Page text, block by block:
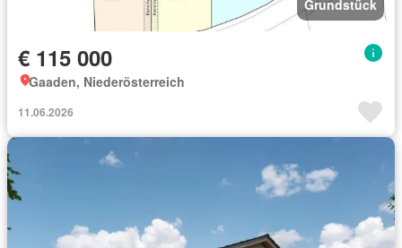
Grundstück
€ 115 000
Gaaden, Niederösterreich
11.06.2026